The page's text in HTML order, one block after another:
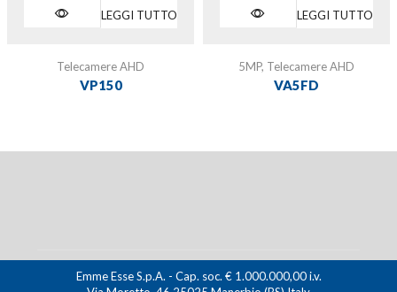
LEGGI TUTTO
Telecamere AHD
VP150
LEGGI TUTTO
5MP, Telecamere AHD
VA5FD
Emme Esse S.p.A. - Cap. soc. € 1.000.000,00 i.v.